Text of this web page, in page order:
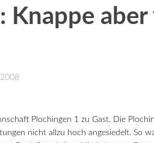
Knappe
Plochingen 1 zu Gast. Die
nicht allzu hoch angesiedelt. So